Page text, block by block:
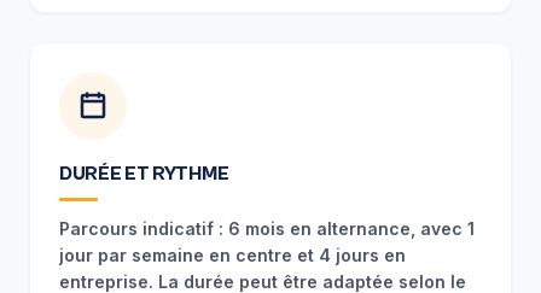
DURÉE ET RYTHME
Parcours indicatif : 6 mois en alternance, avec 1
jour par semaine en centre et 4 jours en
entreprise. La durée peut être adaptée selon le